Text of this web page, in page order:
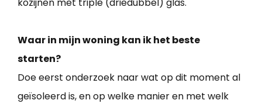
Waar in mijn woning kan ik het beste
starten?
Doe eerst onderzoek naar wat op dit moment al
geïsoleerd is, en op welke manier en met welk